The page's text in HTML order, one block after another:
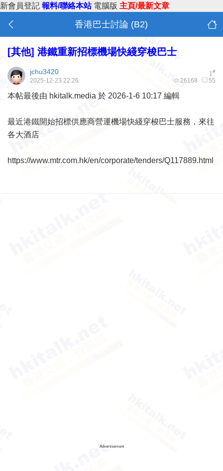
新會員登記 報料/聯絡本站 電腦版 主頁/最新文章
香港巴士討論 (B2)
[其他] 港鐵重新招標機場快綫穿梭巴士
1#
jchu3420
26168 55
2025-12-23 22:26
本帖最後由 hkitalk.media 於 2026-1-6 10:17 編輯
最近港鐵開始招標供應商營運機場快綫穿梭巴士服務，來往
各大酒店
https://www.mtr.com.hk/en/corporate/tenders/Q117889.html
Advertisement